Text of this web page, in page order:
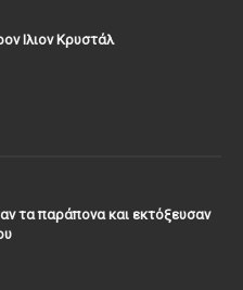
Ιλιον Κρυστάλ
τα παράπονα και εκτόξευσαν